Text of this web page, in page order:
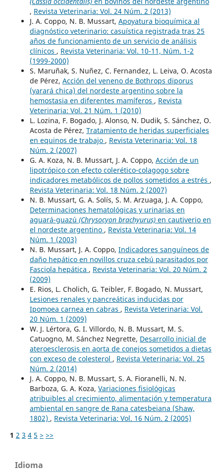
, Revista Veterinaria: Vol. 24 Núm. 2 (2013)
J. A. Coppo, N. B. Mussart, Apoyatura bioquímica al
diagnóstico veterinario: casuística registrada tras 25
años de funcionamiento de un servicio de análisis
clínicos , Revista Veterinaria: Vol. 10-11, Núm. 1-2
(1999-2000)
S. Maruñak, S. Nuñez, C. Fernandez, L. Leiva, O. Acosta
de Pérez, Acción del veneno de Bothrops diporus
(yarará chica) del nordeste argentino sobre la
hemostasia en diferentes mamíferos , Revista
Veterinaria: Vol. 21 Núm. 1 (2010)
L. Lozina, F. Bogado, J. Alonso, N. Dudik, S. Sánchez, O.
Acosta de Pérez, Tratamiento de heridas superficiales
en equinos de trabajo , Revista Veterinaria: Vol. 18
Núm. 2 (2007)
G. A. Koza, N. B. Mussart, J. A. Coppo, Acción de un
lipotrópico con efecto colerético-colagogo sobre
indicadores metabólicos de pollos sometidos a estrés ,
Revista Veterinaria: Vol. 18 Núm. 2 (2007)
N. B. Mussart, G. A. Solís, S. M. Arzuaga, J. A. Coppo,
Determinaciones hematológicas y urinarias en
aguará-guazú (Chrysocyon brachyurus)en cautiverio en
el nordeste argentino , Revista Veterinaria: Vol. 14
Núm. 1 (2003)
N. B. Mussart, J. A. Coppo, Indicadores sanguíneos de
daño hepático en novillos cruza cebú parasitados por
Fasciola hepática , Revista Veterinaria: Vol. 20 Núm. 2
(2009)
E. Rios, L. Cholich, G. Teibler, F. Bogado, N. Mussart,
Lesiones renales y pancreáticas inducidas por
Ipomoea carnea en cabras , Revista Veterinaria: Vol.
20 Núm. 1 (2009)
W. J. Lértora, G. I. Villordo, N. B. Mussart, M. S.
Catuogno, M. Sánchez Negrette, Desarrollo inicial de
ateroesclerosis en aorta de conejos sometidos a dietas
con exceso de colesterol , Revista Veterinaria: Vol. 25
Núm. 2 (2014)
J. A. Coppo, N. B. Mussart, S. A. Fioranelli, N. N.
Barboza, G. A. Koza, Variaciones fisiológicas
atribuibles al crecimiento, alimentación y temperatura
ambiental en sangre de Rana catesbeiana (Shaw,
1802) , Revista Veterinaria: Vol. 16 Núm. 2 (2005)
1 2 3 4 5 > >>
Idioma